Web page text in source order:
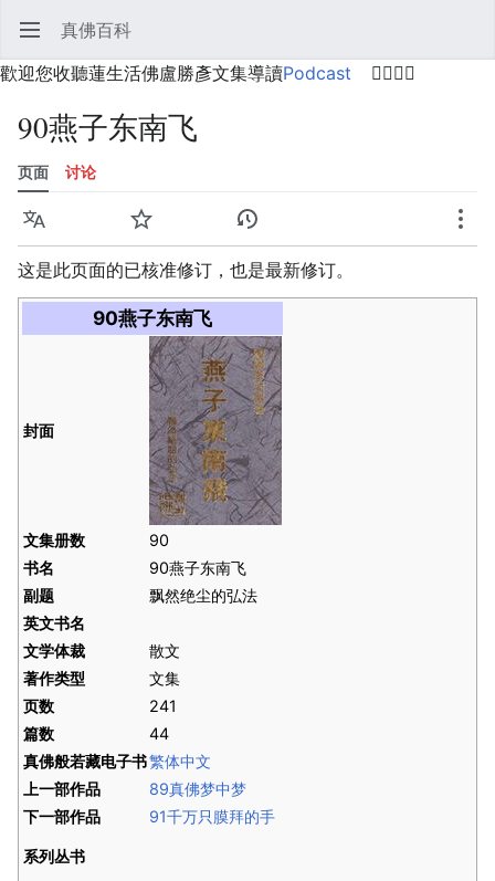
打开主菜单 真佛百科
歡迎您收聽蓮生活佛盧勝彥文集導讀Podcast 🙋‍♂️🙋‍♀️
90燕子东南飞
页面 讨论
语言 监视 历史
这是此页面的已核准修订，也是最新修订。
90燕子东南飞
封面
文集册数
90
书名
90燕子东南飞
副题
飘然绝尘的弘法
英文书名
文学体裁
散文
著作类型
文集
页数
241
篇数
44
真佛般若藏电子书繁体中文
上一部作品
89真佛梦中梦
下一部作品
91千万只膜拜的手
系列丛书